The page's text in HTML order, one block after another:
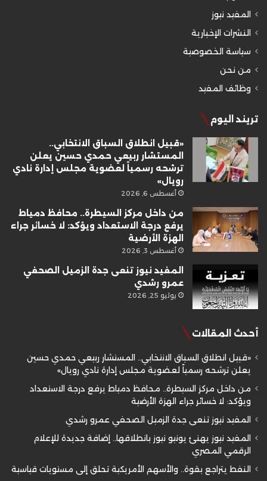
المفيد نيوز
النشرات الإخبارية
سياسة الخصوصية
من نحن
وظائف المفيد
تريند اليوم
«قبيل انطلاق السباق الانتخابي..
المستشار ربيعي حمدي حسين يعلن
ترشحه رسمياً لعضوية مجلس إدارة نادي
رويال»
أغسطس 6, 2026
من داخل مركز السيطرة.. محافظ دمياط
يرفع درجة الاستعداد ويؤكد: لا خسائر جراء
الهزة الأرضية
أغسطس 3, 2026
المفيد نيوز تنعى جدة الزميل الصحفي
عمرو رشدي
يوليو 25, 2026
أحدث المقالات
«قبيل انطلاق السباق الانتخابي.. المستشار ربيعي حمدي حسين
يعلن ترشحه رسمياً لعضوية مجلس إدارة نادي رويال»
من داخل مركز السيطرة.. محافظ دمياط يرفع درجة الاستعداد
ويؤكد: لا خسائر جراء الهزة الأرضية
المفيد نيوز تنعى جدة الزميل الصحفي عمرو رشدي
المفيد نيوز يهنئ يونيو نيوز بانطلاقها.. إضافة جديدة للإعلام
الرقمي المصري
النفط يتراجع بقوة.. والأسهم الأمريكية تحلق إلى مستويات قياسية